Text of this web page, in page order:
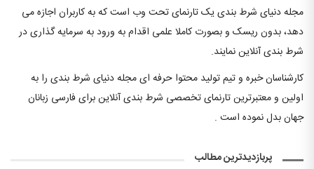
مجله دنیای شرط بندی یک تارنمای تحت وب است که به کاربران اجازه می
دهد، بدون ریسک و بصورت کاملا علمی اقدام به ورود به سرمایه گذاری در
شرط بندی آنلاین نمایند.
کارشناسان خبره و تیم تولید محتوا حرفه ای مجله دنیای شرط بندی را به
اولین و معتبرترین تارنمای تخصصی شرط بندی آنلاین برای فارسی زبانان
جهان بدل نموده است .
پربازدیدترین مطالب